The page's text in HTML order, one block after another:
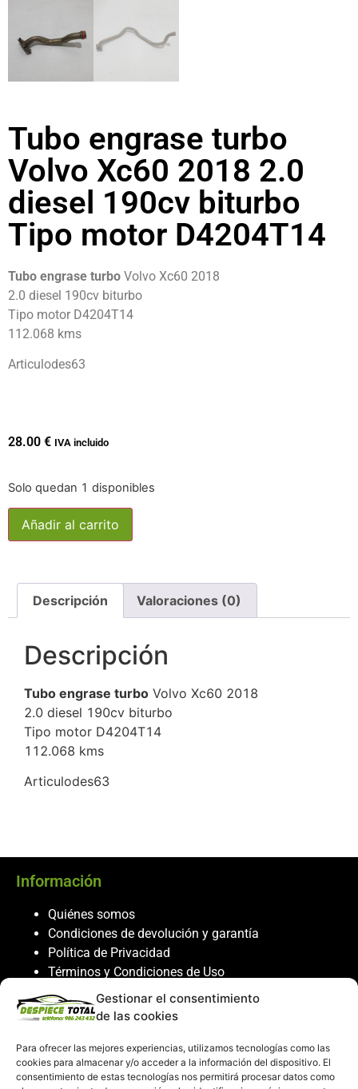
Gestionar el consentimiento
de las cookies
Para ofrecer las mejores experiencias, utilizamos tecnologías como las
cookies para almacenar y/o acceder a la información del dispositivo. El
consentimiento de estas tecnologías nos permitirá procesar datos como
Tubo engrase turbo
Volvo Xc60 2018 2.0
diesel 190cv biturbo
Tipo motor D4204T14
Tubo engrase turbo Volvo Xc60 2018
2.0 diesel 190cv biturbo
Tipo motor D4204T14
112.068 kms
Articulodes63
28.00 € IVA incluido
Solo quedan 1 disponibles
Añadir al carrito
Descripción Valoraciones (0)
Descripción
Tubo engrase turbo Volvo Xc60 2018
2.0 diesel 190cv biturbo
Tipo motor D4204T14
112.068 kms
Articulodes63
Información
Quiénes somos
Condiciones de devolución y garantía
Política de Privacidad
Términos y Condiciones de Uso
Política de Cookies
Servicio al cliente
Contacto
986 243 432